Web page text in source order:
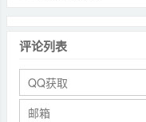
评论列表